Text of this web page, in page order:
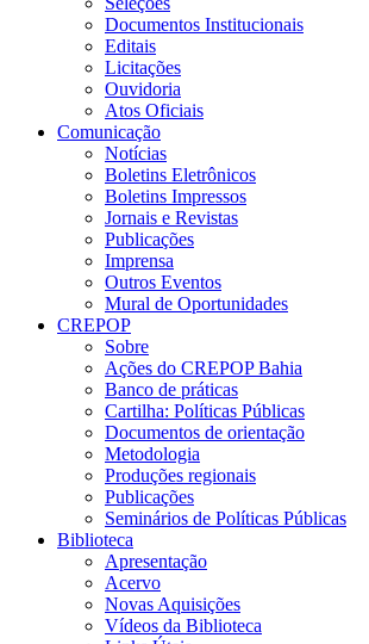
Documentos Institucionais
Editais
Licitações
Ouvidoria
Atos Oficiais
Comunicação
Notícias
Boletins Eletrônicos
Boletins Impressos
Jornais e Revistas
Publicações
Imprensa
Outros Eventos
Mural de Oportunidades
CREPOP
Sobre
Ações do CREPOP Bahia
Banco de práticas
Cartilha: Políticas Públicas
Documentos de orientação
Metodologia
Produções regionais
Publicações
Seminários de Políticas Públicas
Biblioteca
Apresentação
Acervo
Novas Aquisições
Vídeos da Biblioteca